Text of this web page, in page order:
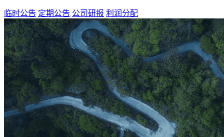
临时公告 定期公告 公司研报 利润分配